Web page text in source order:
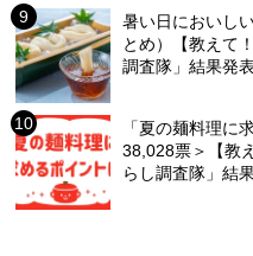
暑い日においし
とめ）【教えて
調査隊」結果発
「夏の麺料理に
38,028票＞【教
らし調査隊」結